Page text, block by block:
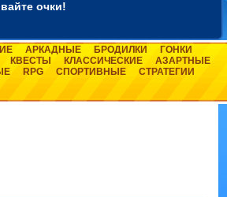
очки!
АРКАДНЫЕ БРОДИЛКИ
ГОНКИ
КВЕСТЫ КЛАССИЧЕСКИЕ
АЗАРТНЫЕ
RPG СПОРТИВНЫЕ
СТРАТЕГИИ